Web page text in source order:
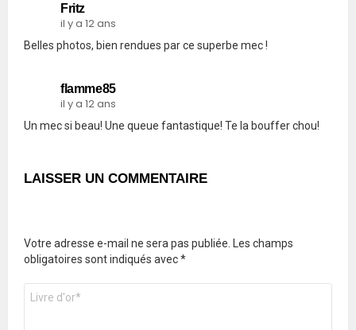
Fritz
il y a 12 ans
Belles photos, bien rendues par ce superbe mec !
flamme85
il y a 12 ans
Un mec si beau! Une queue fantastique! Te la bouffer chou!
LAISSER UN COMMENTAIRE
Votre adresse e-mail ne sera pas publiée.
Les champs
obligatoires sont indiqués avec*
Commentaire